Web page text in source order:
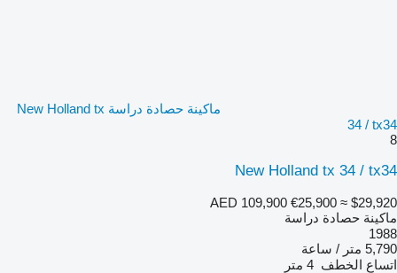
ماكينة حصادة دراسة New Holland tx
34 / tx34
8
New Holland tx 34 / tx34
AED 109,900 €25,900 ≈ $29,920
ماكينة حصادة دراسة
1988
5,790 متر / ساعة
اتساع الخطف 4 متر